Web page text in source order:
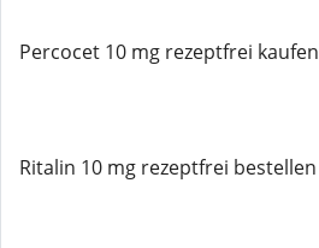
Percocet 10 mg rezeptfrei kaufen
Ritalin 10 mg rezeptfrei bestellen